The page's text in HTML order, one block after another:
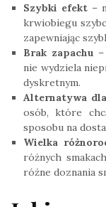
Szybki efekt –
krwiobiegu
zapewniając
Brak zapachu
nie wydziela
dyskretnym.
Alternatywa
osób, które
sposobu na
Wielka
różnych
różne doznania